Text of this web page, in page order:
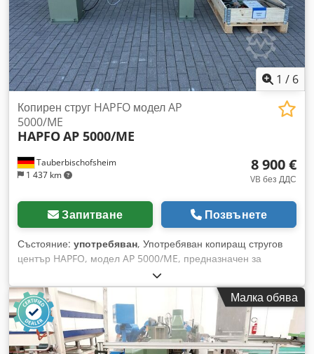
1 / 6
Tauberbischofsheim
1 437 km
Копирен струг HAPFO модел AP
5000/ME
HAPFOAP 5000/ME
8 900 €
VB без ДДС
Запитване Позвънете
Състояние: употребяван, Употребяван копиращ стругов
център HAPFO, модел AP 5000/ME, предназначен за
професионална употреба в дървообработването.
Машината служи за копиращо струговане на детайли и е
подходяща за типични стругови и формоващи операции
върху дърво. Dcedpfx Aszrx Sajl Njk Технически данни: -
Разстояние между центровете: 1300 мм - Височина на
центровете: 250 мм - Мощност на мотора: 1,4 kW
Малка обява